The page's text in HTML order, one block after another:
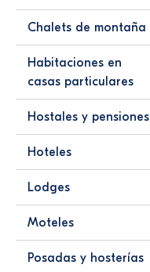
Chalets de montaña
Habitaciones en
casas particulares
Hostales y pensiones
Hoteles
Lodges
Moteles
Posadas y hosterías